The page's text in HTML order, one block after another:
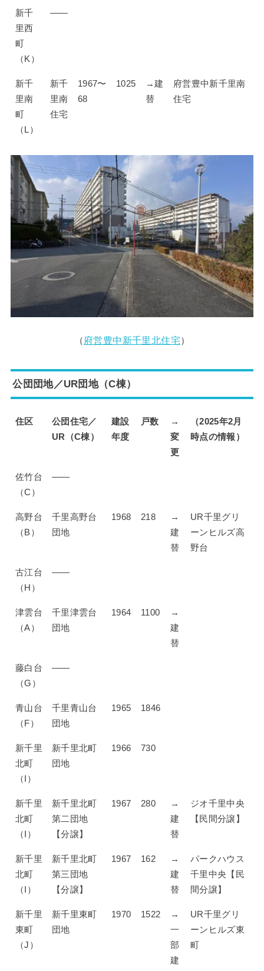
新千
里西
町
（K）
——
新千
里南
町
（L）
新千
里南
住宅
1967〜
68
1025
→建
替
府営豊中新千里南
住宅
（ 府営豊中新千里北住宅）
公団団地／UR団地（C棟）
住区
公団住宅／
UR（C棟）
建設
年度
戸数
→
変
更
（2025年2月
時点の情報）
佐竹台
（C）
——
高野台
（B）
千里高野台
団地
1968 218
→
建
替
UR千里グリ
ーンヒルズ高
野台
古江台
（H）
——
津雲台
（A）
千里津雲台
団地
1964 1100
→
建
替
藤白台
（G）
——
青山台
（F）
千里青山台
団地
1965 1846
新千里
北町
（I）
新千里北町
団地
1966 730
新千里
北町
（I）
新千里北町
第二団地
【分譲】
1967 280
→
建
替
ジオ千里中央
【民間分譲】
新千里
北町
（I）
新千里北町
第三団地
【分譲】
1967 162
→
建
替
パークハウス
千里中央【民
間分譲】
新千里
東町
（J）
新千里東町
団地
1970 1522
→
一
部
建
UR千里グリ
ーンヒルズ東
町